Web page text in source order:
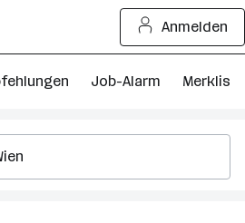
Anmelden
Job-Alarm Merkliste